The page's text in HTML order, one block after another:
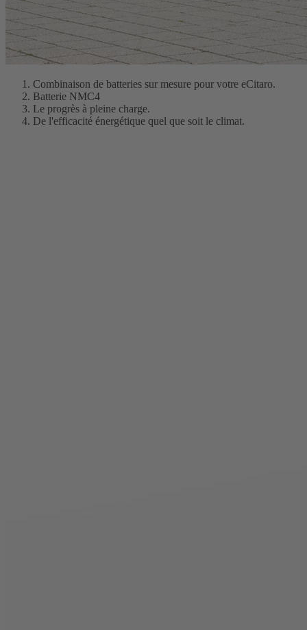
Combinaison de batteries sur mesure pour votre eCitaro.
Batterie NMC4
Le progrès à pleine charge.
De l'efficacité énergétique quel que soit le climat.